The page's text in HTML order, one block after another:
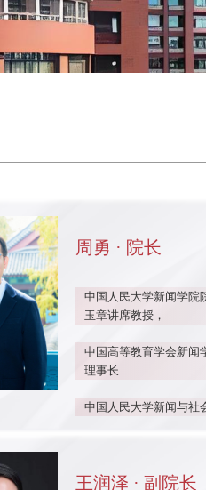
周勇 · 院长
中国人民大学新闻学院
玉章讲席教授，
中国高等教育学会新闻
理事长
中国人民大学新闻与社
王润泽 · 副院长